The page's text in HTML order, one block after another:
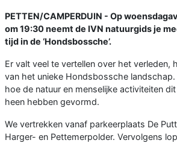
PETTEN/CAMPERDUIN - Op
om 19:30 neemt de IVN natuurgids je
tijd in de ‘Hondsbossche’.
Er valt veel te vertellen over het verleden,
van het unieke Hondsbossche
hoe de natuur en menselijke activiteiten
heen hebben gevormd.
We vertrekken vanaf parkeerplaats De
Harger- en Pettemerpolder. Vervolgens